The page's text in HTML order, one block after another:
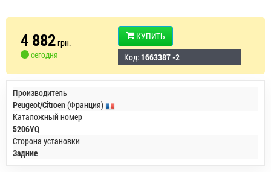
4 882грн.
сегодня
КУПИТЬ
Код: 1663387 -2
Производитель
Peugeot/Citroen(Франция)
Каталожный номер
5206YQ
Сторона установки
Задние